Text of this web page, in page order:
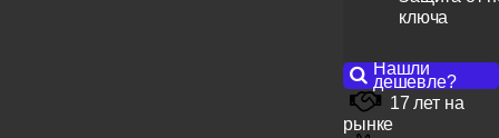
ключа
Нашли
дешевле?
17 лет на
рынке